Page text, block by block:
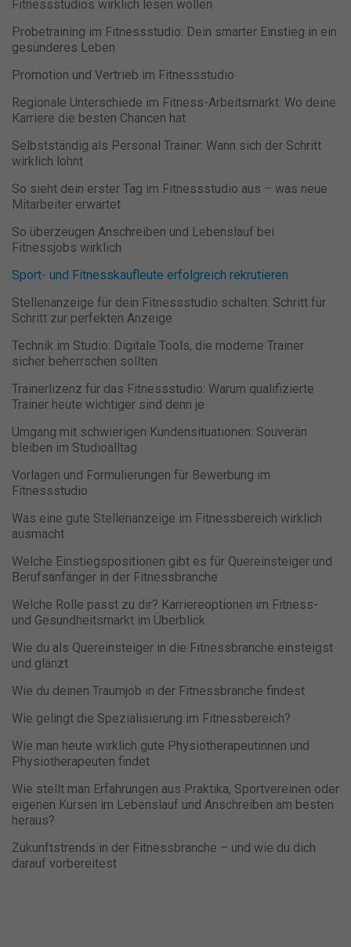
Fitnessstudios wirklich lesen wollen
Probetraining im Fitnessstudio: Dein smarter Einstieg in ein
gesünderes Leben
Promotion und Vertrieb im Fitnessstudio
Regionale Unterschiede im Fitness-Arbeitsmarkt: Wo deine
Karriere die besten Chancen hat
Selbstständig als Personal Trainer: Wann sich der Schritt
wirklich lohnt
So sieht dein erster Tag im Fitnessstudio aus – was neue
Mitarbeiter erwartet
So überzeugen Anschreiben und Lebenslauf bei
Fitnessjobs wirklich
Sport- und Fitnesskaufleute erfolgreich rekrutieren
Stellenanzeige für dein Fitnessstudio schalten: Schritt für
Schritt zur perfekten Anzeige
Technik im Studio: Digitale Tools, die moderne Trainer
sicher beherrschen sollten
Trainerlizenz für das Fitnessstudio: Warum qualifizierte
Trainer heute wichtiger sind denn je
Umgang mit schwierigen Kundensituationen: Souverän
bleiben im Studioalltag
Vorlagen und Formulierungen für Bewerbung im
Fitnessstudio
Was eine gute Stellenanzeige im Fitnessbereich wirklich
ausmacht
Welche Einstiegspositionen gibt es für Quereinsteiger und
Berufsanfänger in der Fitnessbranche
Welche Rolle passt zu dir? Karriereoptionen im Fitness-
und Gesundheitsmarkt im Überblick
Wie du als Quereinsteiger in die Fitnessbranche einsteigst
und glänzt
Wie du deinen Traumjob in der Fitnessbranche findest
Wie gelingt die Spezialisierung im Fitnessbereich?
Wie man heute wirklich gute Physiotherapeutinnen und
Physiotherapeuten findet
Wie stellt man Erfahrungen aus Praktika, Sportvereinen oder
eigenen Kursen im Lebenslauf und Anschreiben am besten
heraus?
Zukunftstrends in der Fitnessbranche – und wie du dich
darauf vorbereitest